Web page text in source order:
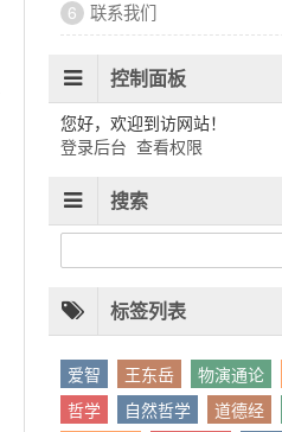
6 联系我们
控制面板
您好，欢迎到访网站！
登录后台 查看权限
搜索
标签列表
爱智 王东岳 物演通论
哲学
自然哲学 道德经